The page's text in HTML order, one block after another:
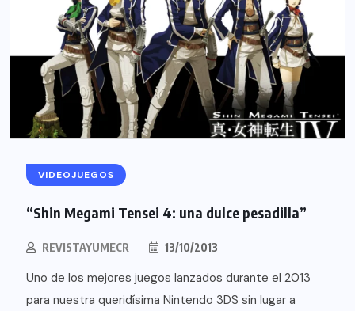
VIDEOJUEGOS
“Shin Megami Tensei 4: una dulce pesadilla”
REVISTAYUMECR 13/10/2013
Uno de los mejores juegos lanzados durante el 2013
para nuestra queridísima Nintendo 3DS sin lugar a